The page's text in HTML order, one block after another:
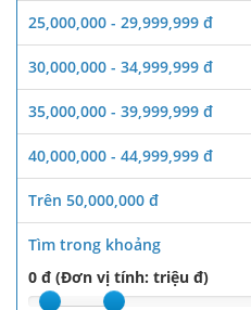
25,000,000 - 29,999,999 đ
30,000,000 - 34,999,999 đ
35,000,000 - 39,999,999 đ
40,000,000 - 44,999,999 đ
Trên 50,000,000 đ
Tìm trong khoảng
0 đ (Đơn vị tính: triệu đ)